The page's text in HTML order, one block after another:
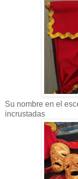
Su nombre en el
incrustadas